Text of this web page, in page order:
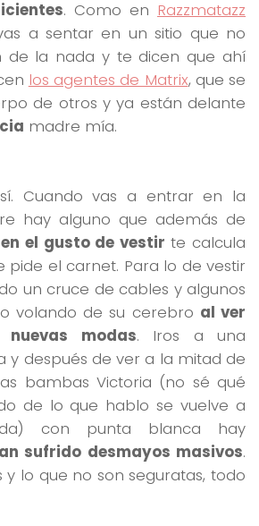
. Como en Razzmatazz
a sentar en un sitio que no
de la nada y te dicen que ahí
los agentes de Matrix, que se
de otros y ya están delante
madre mía.
Cuando vas a entrar en la
hay alguno que además de
el gusto de vestir te calcula
pide el carnet. Para lo de vestir
un cruce de cables y algunos
volando de su cerebro al ver
modas. Iros a una
y después de ver a la mitad de
bambas Victoria (no sé qué
de lo que hablo se vuelve a
con punta blanca hay
sufrido desmayos masivos.
y lo que no son seguratas, todo